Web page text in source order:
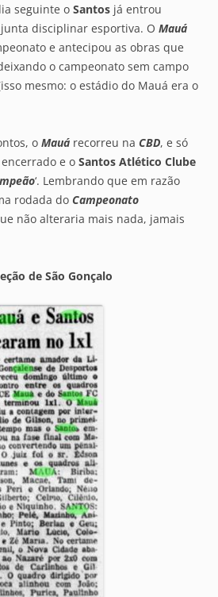
seguinte o Santos já entrou
disciplinar esportiva. O Mauá
e antecipou as obras que
o campeonato sem campo
mesmo: o estádio do Mauá era o
o Mauá recorreu na CBD, e só
e o Santos Atlético Clube
‘. Lembrando que em razão
rodada do Campeonato
não alteraria mais nada, jamais
de São Gonçalo